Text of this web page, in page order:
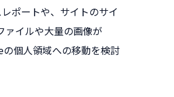
ポートや、サイトのサイ
ァイルや大量の画像が
個人領域への移動を検討